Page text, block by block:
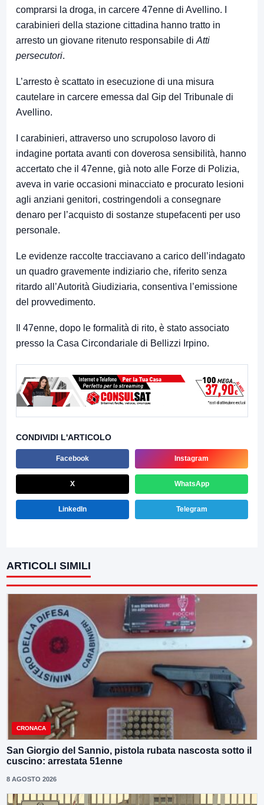
comprarsi la droga, in carcere 47enne di Avellino. I
carabinieri della stazione cittadina hanno tratto in
arresto un giovane ritenuto responsabile di Atti
persecutori.
L’arresto è scattato in esecuzione di una misura
cautelare in carcere emessa dal Gip del Tribunale di
Avellino.
I carabinieri, attraverso uno scrupoloso lavoro di
indagine portata avanti con doverosa sensibilità, hanno
accertato che il 47enne, già noto alle Forze di Polizia,
aveva in varie occasioni minacciato e procurato lesioni
agli anziani genitori, costringendoli a consegnare
denaro per l’acquisto di sostanze stupefacenti per uso
personale.
Le evidenze raccolte tracciavano a carico dell’indagato
un quadro gravemente indiziario che, riferito senza
ritardo all’Autorità Giudiziaria, consentiva l’emissione
del provvedimento.
Il 47enne, dopo le formalità di rito, è stato associato
presso la Casa Circondariale di Bellizzi Irpino.
CONDIVIDI L'ARTICOLO
Facebook Instagram
X WhatsApp
LinkedIn Telegram
ARTICOLI SIMILI
CRONACA
San Giorgio del Sannio, pistola rubata nascosta sotto il
cuscino: arrestata 51enne
8 AGOSTO 2026